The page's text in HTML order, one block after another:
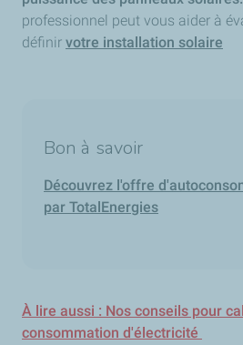
professionnel peut vous aider à
définir votre installation solaire
Bon à savoir
Découvrez l'offre
par TotalEnergies
À lire aussi : Nos conseils pour
consommation d'électricité